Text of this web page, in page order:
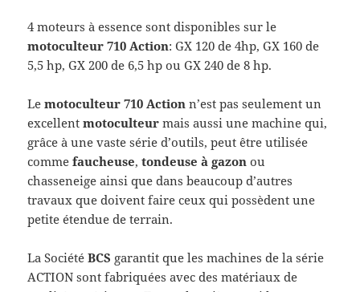
4 moteurs à essence sont disponibles sur le
motoculteur 710 Action: GX 120 de 4hp, GX 160 de
5,5 hp, GX 200 de 6,5 hp ou GX 240 de 8 hp.
Lemotoculteur 710 Action n’est pas seulement un
excellentmotoculteurmais aussi une machine qui,
grâce à une vaste série d’outils, peut être utilisée
commefaucheuse,tondeuse à gazon ou
chasseneige ainsi que dans beaucoup d’autres
travaux que doivent faire ceux qui possèdent une
petite étendue de terrain.
La SociétéBCS garantit que les machines de la série
ACTION sont fabriquées avec des matériaux de